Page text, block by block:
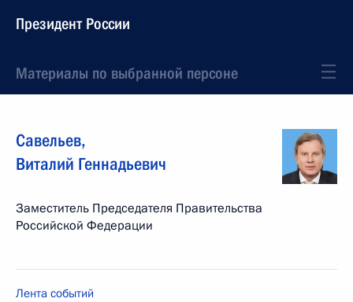
Президент России
Материалы по выбранной персоне
Савельев,
Виталий Геннадьевич
Заместитель Председателя Правительства
Российской Федерации
Лента событий